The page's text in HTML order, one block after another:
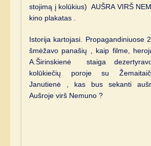
stojimą į kolūkius) AUŠRA VIRŠ
kino plakatas .
Istorija kartojasi. Propagandiniuose
šmėžavo panašių , kaip filme,
A.Širinskienė staiga
kolūkiečių poroje su
Janutienė , kas bus sekanti
Aušroje virš Nemuno ?